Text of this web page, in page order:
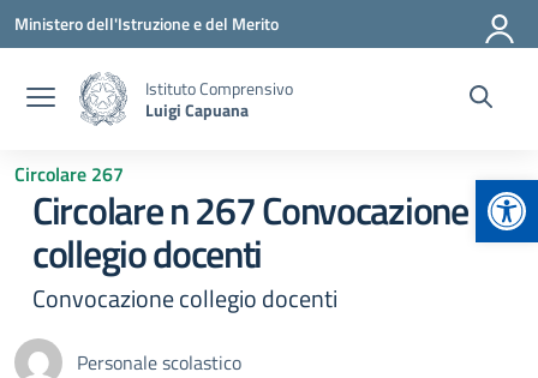
Vai ai contenuti
Vai al menu di navigazione
Vai al footer
Ministero dell'Istruzione e del Merito
Istituto Comprensivo
Luigi Capuana
Circolare 267
Circolare n 267 Convocazione
collegio docenti
Convocazione collegio docenti
Personale scolastico